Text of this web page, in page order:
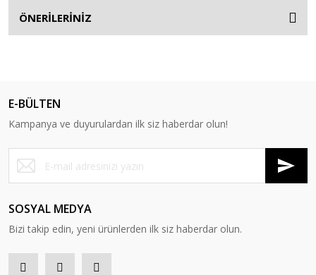
ÖNERİLERİNİZ
E-BÜLTEN
Kampanya ve duyurulardan ilk siz haberdar olun!
SOSYAL MEDYA
Bizi takip edin, yeni ürünlerden ilk siz haberdar olun.